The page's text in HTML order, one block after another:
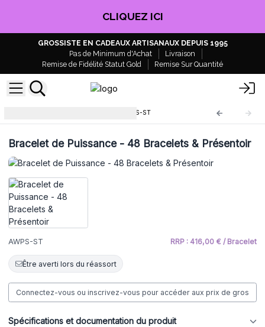
CLIQUEZ ICI
GROSSISTE EN CADEAUX ARTISANAUX DEPUIS 1995
Pas de Minimum d'Achat
Livraison
Remise de Fidélité Statut Gold
Remise Sur Quantité
AWPS-ST
Bracelet de Puissance - 48 Bracelets & Présentoir
AWPS-ST RRP : 416,00 € / Bracelet
Être averti lors du réassort
Connectez-vous ou inscrivez-vous pour accéder aux prix de gros
Spécifications et documentation du produit